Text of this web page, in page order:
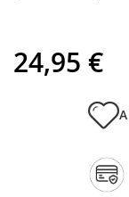
24,95 €